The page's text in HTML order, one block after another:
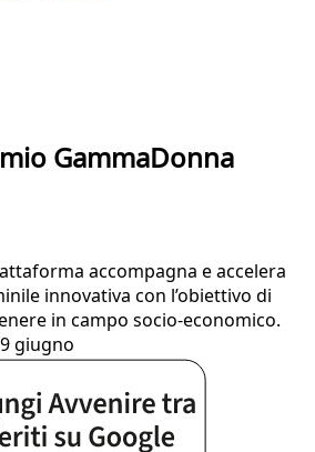
GammaDonna
accompagna e accelera
innovativa con l’obiettivo di
in campo socio-economico.
giugno